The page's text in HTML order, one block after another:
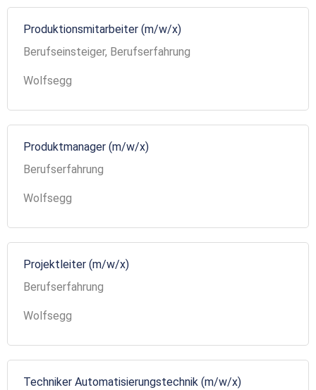
Produktionsmitarbeiter (m/w/x)
Berufseinsteiger, Berufserfahrung
Wolfsegg
Produktmanager (m/w/x)
Berufserfahrung
Wolfsegg
Projektleiter (m/w/x)
Berufserfahrung
Wolfsegg
Techniker Automatisierungstechnik (m/w/x)